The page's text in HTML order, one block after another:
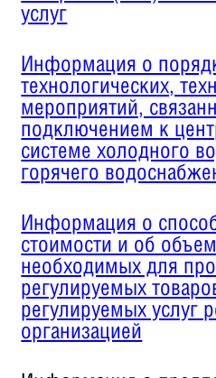
услуг
Информация о
технологических,
мероприятий,
подключением к
системе холодного
горячего
Информация о
стоимости и об
необходимых для
регулируемых
регулируемых услуг
организацией